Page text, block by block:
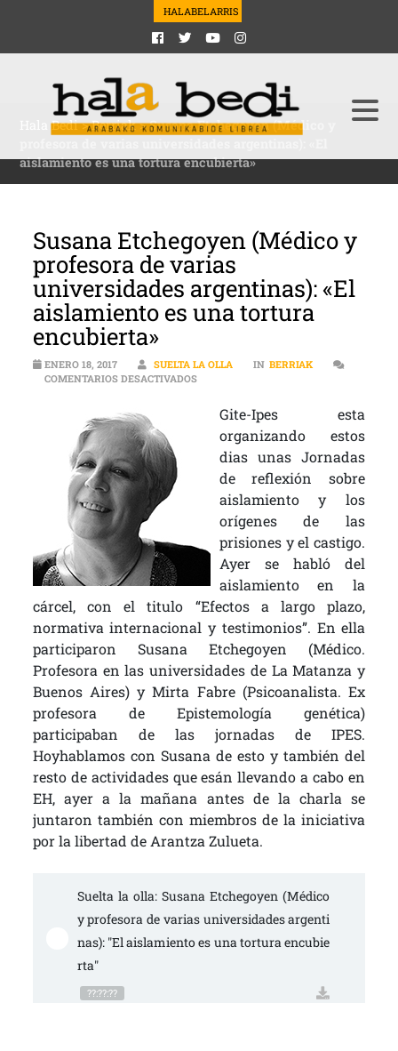
HALABELARRIS
Hala Bedi>Berriak>Susana Etchegoyen (Médico y
aislamiento es una tortura encubierta»
Susana Etchegoyen (Médico y
profesora de varias
universidades argentinas): «El
aislamiento es una tortura
encubierta»
ENERO 18, 2017 SUELTA LA OLLA IN BERRIAK
COMENTARIOS DESACTIVADOSEN SUSANA ETCHEGOYEN (MÉDICO Y
Gite-Ipes esta
organizando estos
dias unas Jornadas
de reflexión sobre
aislamiento y los
orígenes de las
prisiones y el castigo.
Ayer se habló del
aislamiento en la
cárcel, con el titulo “Efectos a largo plazo,
normativa internacional y testimonios”. En ella
participaron Susana Etchegoyen (Médico.
Profesora en las universidades de La Matanza y
Buenos Aires) y Mirta Fabre (Psicoanalista. Ex
profesora de Epistemología genética)
participaban de las jornadas de IPES.
Hoyhablamos con Susana de esto y también del
resto de actividades que esán llevando a cabo en
EH, ayer a la mañana antes de la charla se
juntaron también con miembros de la iniciativa
por la libertad de Arantza Zulueta.
Suelta la olla: Susana Etchegoyen (Médico
y profesora de varias universidades argenti
nas): "El aislamiento es una tortura encubie
rta"
??:??:??